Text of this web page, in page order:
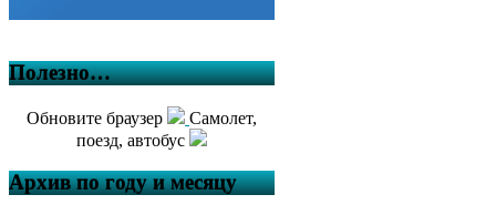
Полезно…
Обновите браузер
Самолет,
поезд, автобус
Архив по году и месяцу